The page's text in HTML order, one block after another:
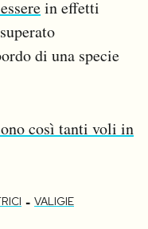
in effetti
di una specie
così tanti voli in
- VALIGIE